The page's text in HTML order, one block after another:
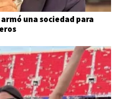
una sociedad para